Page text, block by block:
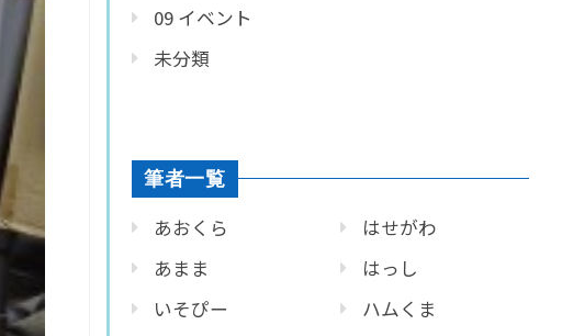
09 イベント
未分類
筆者一覧
あおくら
あまま
いそぴー
はせがわ
はっし
ハムくま